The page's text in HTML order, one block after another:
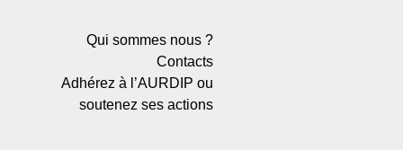
Qui sommes nous ?
Contacts
Adhérez à l’AURDIP ou
soutenez ses actions